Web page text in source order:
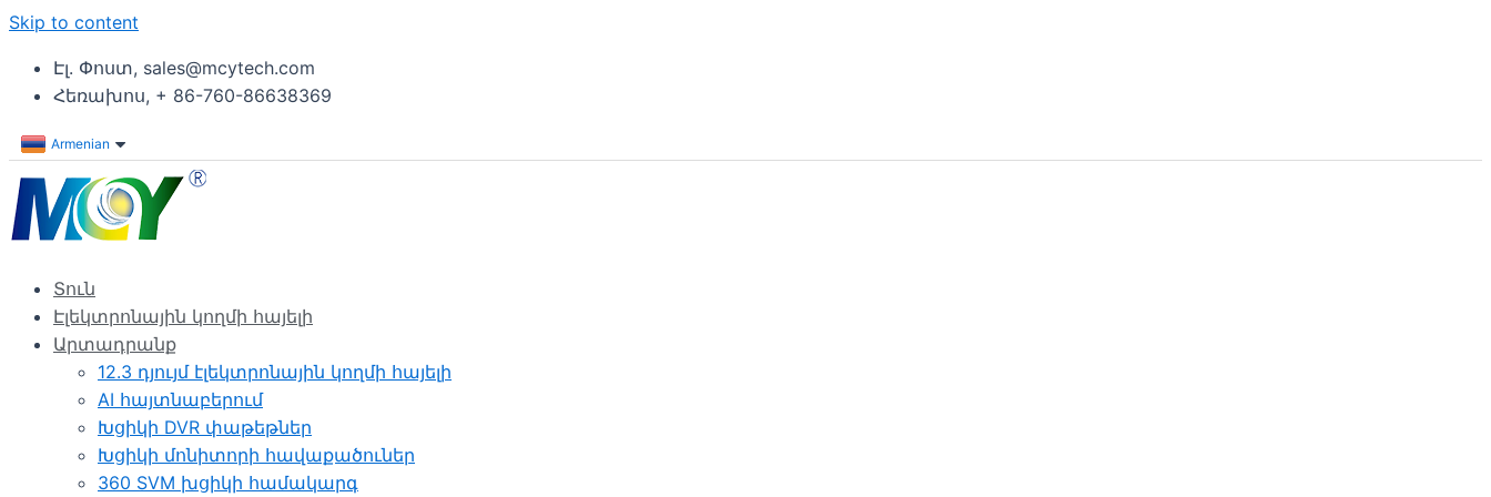
Skip to content
Էլ. Փոստ, sales@mcytech.com
Հեռախոս, + 86-760-86638369
Armenian
Տուն
Էլեկտրոնային կողմի հայելի
Արտադրանք
12.3 դյույմ էլեկտրոնային կողմի հայելի
AI հայտնաբերում
Խցիկի DVR փաթեթներ
Խցիկի մոնիտորի հավաքածուներ
360 SVM խցիկի համակարգ